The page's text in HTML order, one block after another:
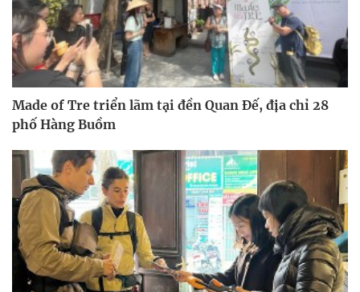
Made of Tre triển lãm tại đền Quan Đế, địa chỉ 28
phố Hàng Buồm